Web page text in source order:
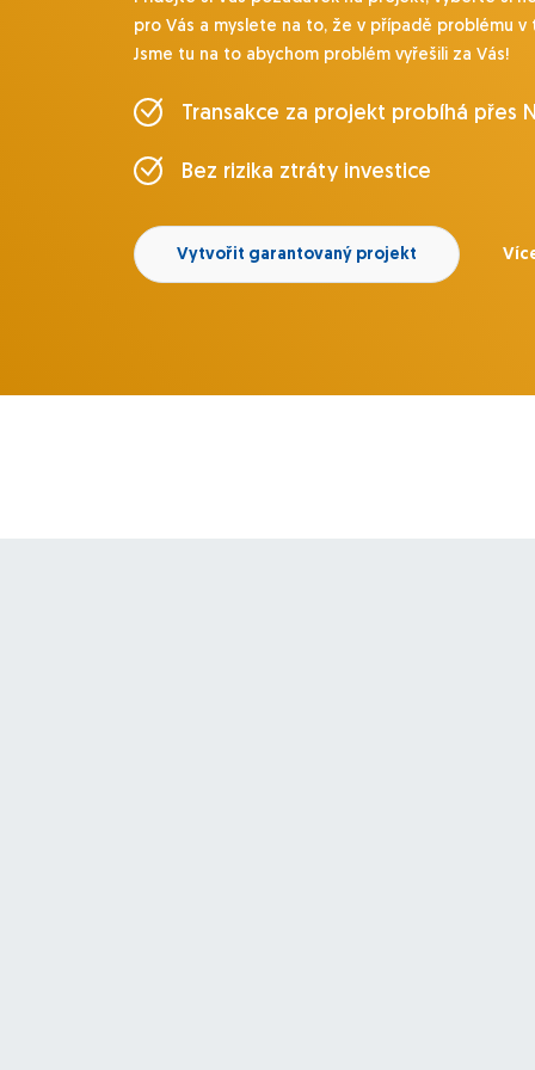
pro Vás a myslete na to, že v případě problému v
Jsme tu na to abychom problém vyřešili za Vás!
Transakce za projekt probíhá přes
Bez rizika ztráty investice
Vytvořit garantovaný projekt